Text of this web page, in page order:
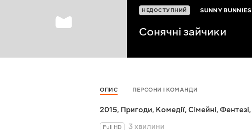
НЕДОСТУПНИЙ SUNNY BUNNIES
Сонячні зайчики
ОПИС ПЕРСОНИ І КОМАНДИ
2015, Пригоди, Комедії, Сімейні, Фентезі,
Full HD
3 хвилини